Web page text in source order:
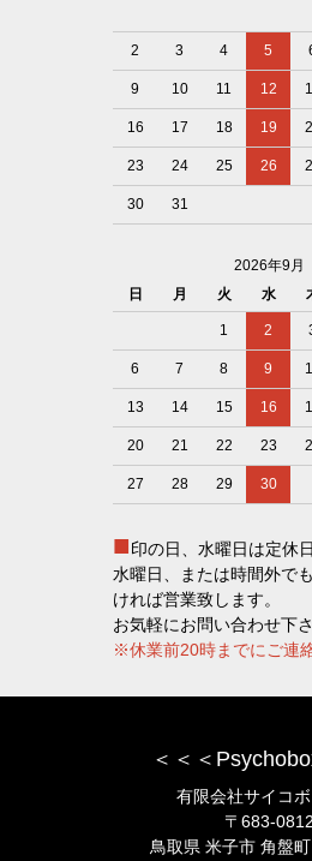
2 3 4 5
9 10 11 12
16 17 18 19
23 24 25 26
30 31
2026年9月
日
月 火 水
1 2
6 7 8 9
13 14 15 16
20 21 22 23
27 28 29 30
■印の日、水曜日は定休
水曜日、または時間外で
ければ営業致します。
お気軽にお問い合わせ下さ
※休業前20時までにご連
＜＜＜
有限会社サイコ
〒683-0812
鳥取県 米子市 角盤